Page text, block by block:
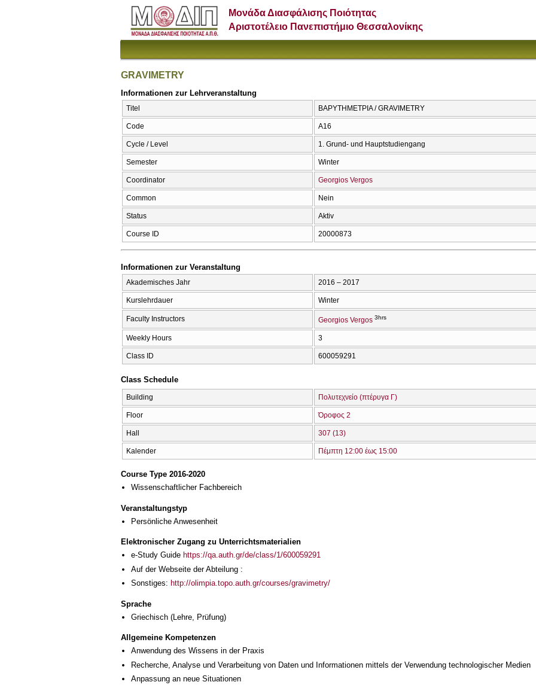
Μονάδα Διασφάλισης Ποιότητας
Αριστοτέλειο Πανεπιστήμιο Θεσσαλονίκης
GRAVIMETRY
Informationen zur Lehrveranstaltung
Titel ΒΑΡΥΤΗΜΕΤΡΙΑ / GRAVIMETRY
Code Α16
Cycle / Level 1. Grund- und Hauptstudiengang
Semester Winter
Coordinator Georgios Vergos
Common Nein
Status Aktiv
Course ID 20000873
Informationen zur Veranstaltung
Akademisches Jahr 2016 – 2017
Kurslehrdauer Winter
Faculty Instructors Georgios Vergos 3hrs
Weekly Hours 3
Class ID 600059291
Class Schedule
Building Πολυτεχνείο (πτέρυγα Γ)
Floor Όροφος 2
Hall 307 (13)
Kalender Πέμπτη 12:00 έως 15:00
Course Type 2016-2020
Wissenschaftlicher Fachbereich
Veranstaltungstyp
Persönliche Anwesenheit
Elektronischer Zugang zu Unterrichtsmaterialien
e-Study Guide https://qa.auth.gr/de/class/1/600059291
Auf der Webseite der Abteilung :
Sonstiges: http://olimpia.topo.auth.gr/courses/gravimetry/
Sprache
Griechisch (Lehre, Prüfung)
Allgemeine Kompetenzen
Anwendung des Wissens in der Praxis
Recherche, Analyse und Verarbeitung von Daten und Informationen mittels der Verwendung technologischer Medien
Anpassung an neue Situationen